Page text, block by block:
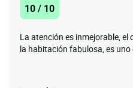
10 / 10
La atención es inmejorable, el
la habitación fabulosa, es